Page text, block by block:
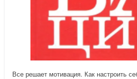
Все решает мотивация. Как настроить